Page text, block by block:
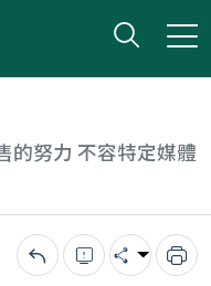
打開
小版
的努力 不容特定媒體
回上一頁錯誤回報
分享 列